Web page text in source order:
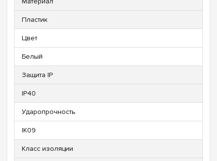
Пластик
Цвет
Белый
Защита IP
IP40
Ударопрочность
IK09
Класс изоляции